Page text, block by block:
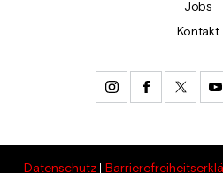
Jobs
Kontakt
Datenschutz